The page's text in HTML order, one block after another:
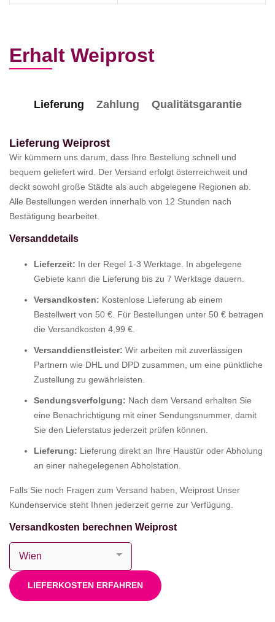
Erhalt Weiprost
Lieferung Zahlung Qualitätsgarantie
Lieferung Weiprost
Wir kümmern uns darum, dass Ihre Bestellung schnell und
bequem geliefert wird. Der Versand erfolgt österreichweit und
deckt sowohl große Städte als auch abgelegene Regionen ab.
Alle Bestellungen werden innerhalb von 12 Stunden nach
Bestätigung bearbeitet.
Versanddetails
Lieferzeit: In der Regel 1-3 Werktage. In abgelegene
Gebiete kann die Lieferung bis zu 7 Werktage dauern.
Versandkosten: Kostenlose Lieferung ab einem
Bestellwert von 50 €. Für Bestellungen unter 50 € betragen
die Versandkosten 4,99 €.
Versanddienstleister: Wir arbeiten mit zuverlässigen
Partnern wie DHL und DPD zusammen, um eine pünktliche
Zustellung zu gewährleisten.
Sendungsverfolgung: Nach dem Versand erhalten Sie
eine Benachrichtigung mit einer Sendungsnummer, damit
Sie den Lieferstatus jederzeit prüfen können.
Lieferung: Lieferung direkt an Ihre Haustür oder Abholung
an einer nahegelegenen Abholstation.
Falls Sie noch Fragen zum Versand haben, Weiprost Unser
Kundenservice steht Ihnen jederzeit gerne zur Verfügung.
Versandkosten berechnen Weiprost
LIEFERKOSTEN ERFAHREN